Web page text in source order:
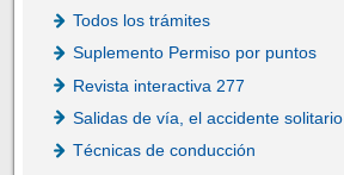
Todos los trámites
Suplemento Permiso por puntos
Revista interactiva 277
Salidas de vía, el accidente solitario
Técnicas de conducción